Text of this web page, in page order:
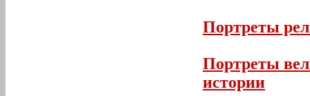
Портреты
Портреты
истории